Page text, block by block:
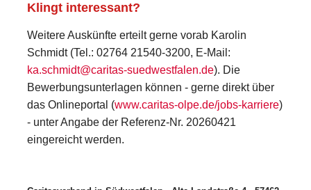
Klingt interessant?
Weitere Auskünfte erteilt gerne vorab Karolin
Schmidt (Tel.: 02764 21540-3200, E-Mail:
ka.schmidt@caritas-suedwestfalen.de). Die
Bewerbungsunterlagen können - gerne direkt über
das Onlineportal (www.caritas-olpe.de/jobs-karriere)
- unter Angabe der Referenz-Nr. 20260421
eingereicht werden.